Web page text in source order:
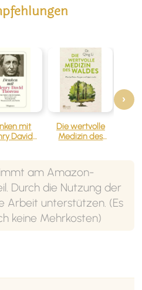
mit
David
Die wertvolle
Medizin des
›
am Amazon-
Durch die Nutzung der
Arbeit unterstützen. (Es
keine Mehrkosten)